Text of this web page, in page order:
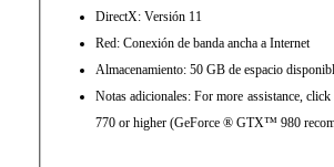
DirectX: Versión 11
Red: Conexión de banda ancha a Internet
Almacenamiento: 50 GB de espacio
Notas adicionales: For more assistance,
770 or higher (GeForce ® GTX™ 980